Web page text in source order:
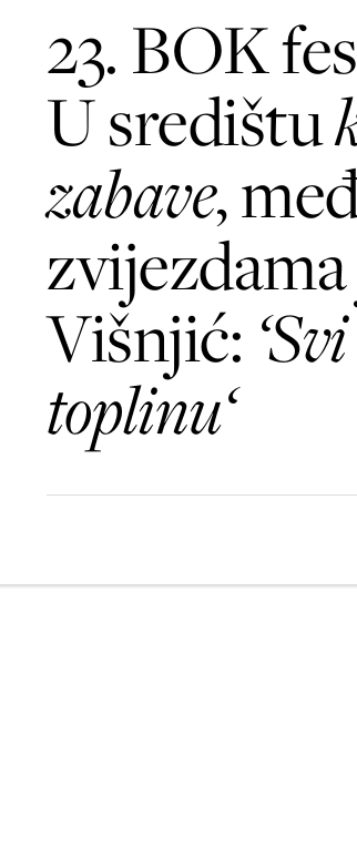
23. BOK
U središtu
zabave,
Višnjić:
toplinu‘